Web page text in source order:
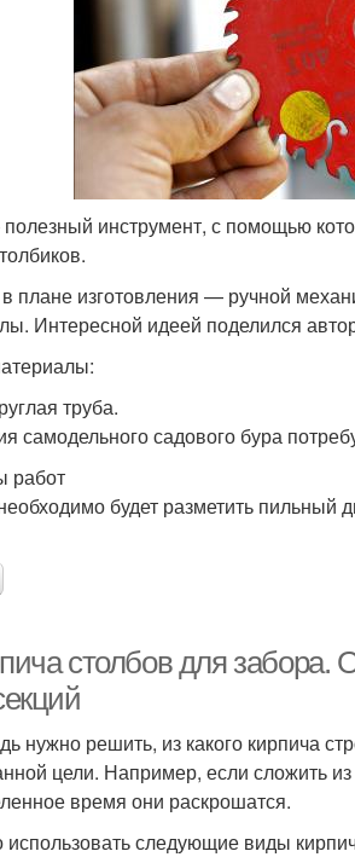
инструмент, с помощью
плане изготовления — ручной
Интересной идеей поделился
труба.
самодельного садового бура
работ
будет разметить пильный
столбов для
нужно решить, из какого кирпича
цели. Например, если сложить
время они раскрошатся.
следующие виды